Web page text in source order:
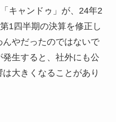
キャンドゥ」が、24年2
1四半期の決算を修正し
んやだったのではないで
生すると、社外にも公
大きくなることがあり